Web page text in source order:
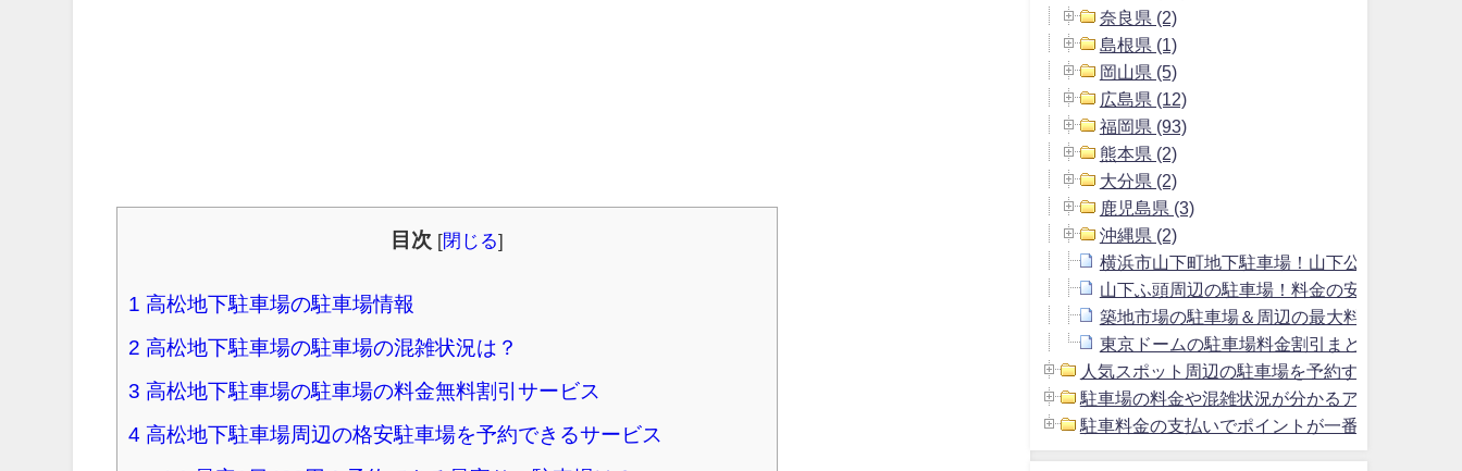
目次 [閉じる]
1 高松地下駐車場の駐車場情報
2 高松地下駐車場の駐車場の混雑状況は？
3 高松地下駐車場の駐車場の料金無料割引サービス
4 高松地下駐車場周辺の格安駐車場を予約できるサービス
奈良県 (2)
島根県 (1)
岡山県 (5)
広島県 (12)
福岡県 (93)
熊本県 (2)
大分県 (2)
鹿児島県 (3)
沖縄県 (2)
横浜市山下町地下駐車場！山下公園駐車場よ
山下ふ頭周辺の駐車場！料金の安いおすすめ
築地市場の駐車場＆周辺の最大料金1800円以
東京ドームの駐車場料金割引まとめ＆周辺の
人気スポット周辺の駐車場を予約する方法 (2)
駐車場の料金や混雑状況が分かるアプリ (1)
駐車料金の支払いでポイントが一番貯まるクレ